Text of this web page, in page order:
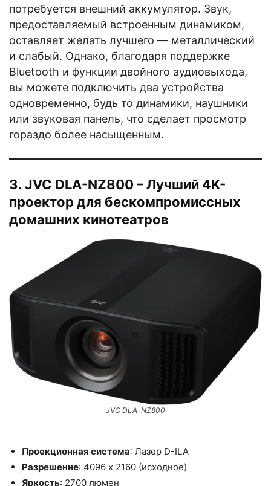
потребуется внешний аккумулятор. Звук,
предоставляемый встроенным динамиком,
оставляет желать лучшего — металлический
и слабый. Однако, благодаря поддержке
Bluetooth и функции двойного аудиовыхода,
вы можете подключить два устройства
одновременно, будь то динамики, наушники
или звуковая панель, что сделает просмотр
гораздо более насыщенным.
3. JVC DLA-NZ800 – Лучший 4K-
проектор для бескомпромиссных
домашних кинотеатров
JVC DLA-NZ800
Проекционная система: Лазер D-ILA
Разрешение: 4096 x 2160 (исходное)
Яркость: 2700 люмен